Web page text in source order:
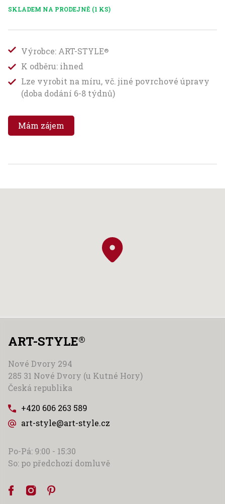
SKLADEM NA PRODEJNĚ (1 KS)
Výrobce: ART-STYLE®
K odběru: ihned
Lze vyrobit na míru, vč. jiné povrchové úpravy
(doba dodání 6-8 týdnů)
Mám zájem
ART-STYLE®
Nové Dvory 294
285 31 Nové Dvory (u Kutné Hory)
Česká republika
+420 606 263 589
art-style@art-style.cz
Po-Pá: 9:00 - 15:30
So: po předchozí domluvě